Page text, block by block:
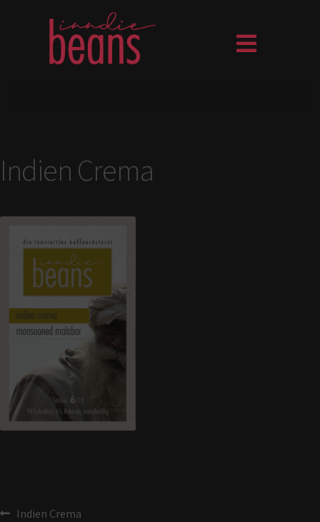
Indien Crema
Indien Crema